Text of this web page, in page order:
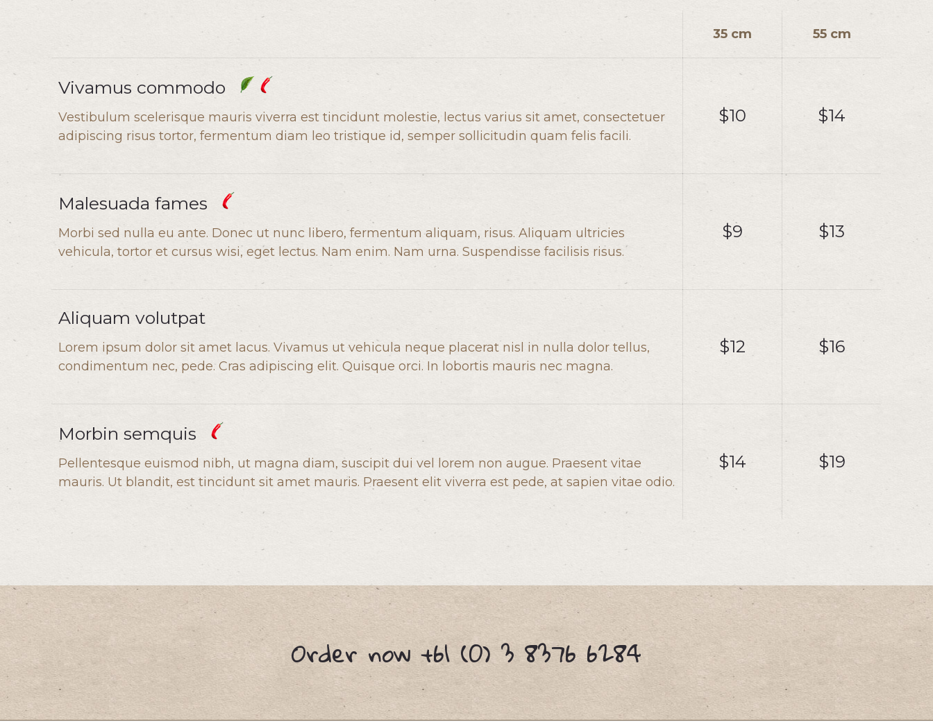
35 cm 55 cm
Vivamus commodo
Vestibulum scelerisque mauris viverra est tincidunt molestie, lectus varius sit amet, consectetuer
adipiscing risus tortor, fermentum diam leo tristique id, semper sollicitudin quam felis facili.
$10 $14
Malesuada fames
Morbi sed nulla eu ante. Donec ut nunc libero, fermentum aliquam, risus. Aliquam ultricies
vehicula, tortor et cursus wisi, eget lectus. Nam enim. Nam urna. Suspendisse facilisis risus.
$9 $13
Aliquam volutpat
Lorem ipsum dolor sit amet lacus. Vivamus ut vehicula neque placerat nisl in nulla dolor tellus,
condimentum nec, pede. Cras adipiscing elit. Quisque orci. In lobortis mauris nec magna.
$12 $16
Morbin semquis
Pellentesque euismod nibh, ut magna diam, suscipit dui vel lorem non augue. Praesent vitae
mauris. Ut blandit, est tincidunt sit amet mauris. Praesent elit viverra est pede, at sapien vitae odio.
$14 $19
Order now +61 (0) 3 8376 6284